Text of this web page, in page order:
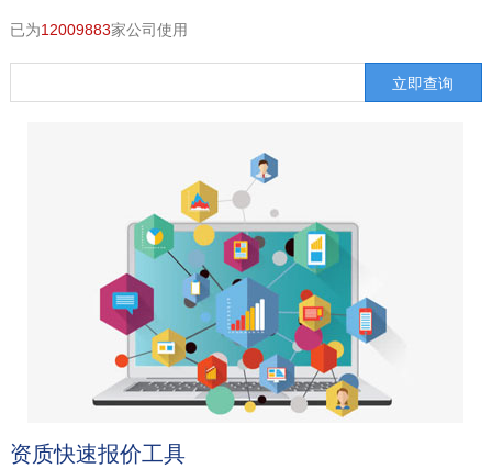
已为12009883家公司使用
资质快速报价工具